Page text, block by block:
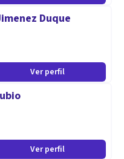
Duque
Ver perfil
Ver perfil